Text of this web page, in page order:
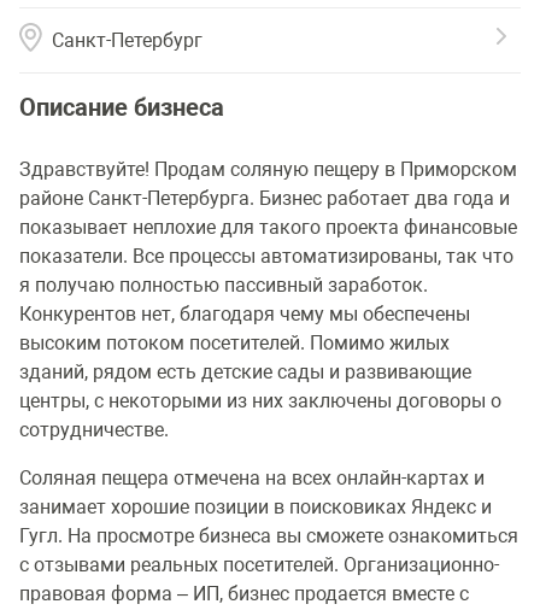
Санкт-Петербург
Описание бизнеса
Здравствуйте! Продам соляную пещеру в Приморском
районе Санкт-Петербурга. Бизнес работает два года и
показывает неплохие для такого проекта финансовые
показатели. Все процессы автоматизированы, так что
я получаю полностью пассивный заработок.
Конкурентов нет, благодаря чему мы обеспечены
высоким потоком посетителей. Помимо жилых
зданий, рядом есть детские сады и развивающие
центры, с некоторыми из них заключены договоры о
сотрудничестве.
Соляная пещера отмечена на всех онлайн-картах и
занимает хорошие позиции в поисковиках Яндекс и
Гугл. На просмотре бизнеса вы сможете ознакомиться
с отзывами реальных посетителей. Организационно-
правовая форма – ИП, бизнес продается вместе с